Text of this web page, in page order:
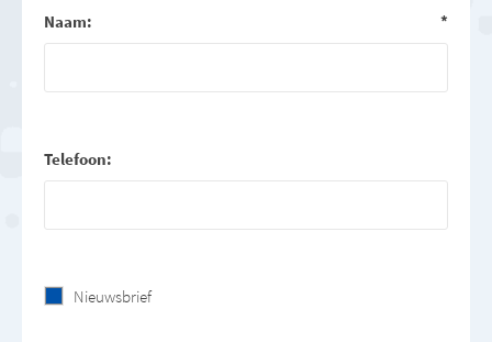
Naam: *
Telefoon:
Nieuwsbrief